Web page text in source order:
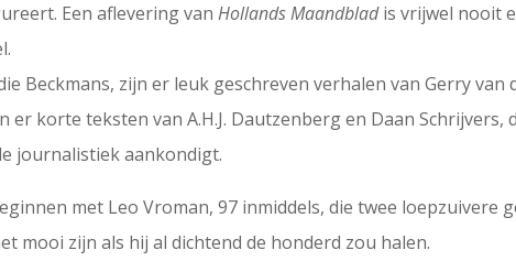
Een aflevering vanHollands Maandbladis vrijwel nooit
Beckmans, zijn er leuk geschreven verhalen van Gerry van
er korte teksten van A.H.J. Dautzenberg en Daan Schrijvers,
journalistiek aankondigt.
met Leo Vroman, 97 inmiddels, die twee loepzuivere
mooi zijn als hij al dichtend de honderd zou halen.